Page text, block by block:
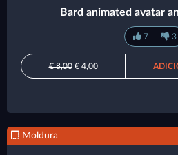
Bard animated avatar
7 3
€ 8,00€ 4,00
Moldura